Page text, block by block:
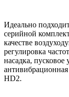
Идеально
серийной
качестве
регулировка
насадка, пусковое
HD2.